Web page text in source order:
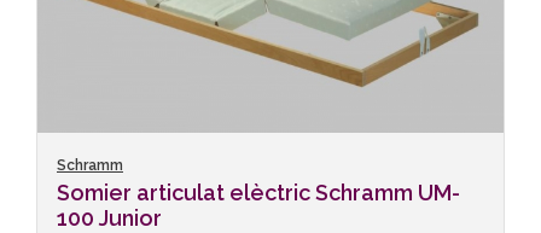
Schramm
Somier articulat elèctric Schramm UM-
100 Junior